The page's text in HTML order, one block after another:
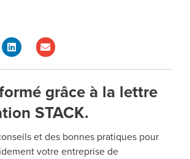
grâce à la lettre
STACK.
et des bonnes pratiques pour
votre entreprise de